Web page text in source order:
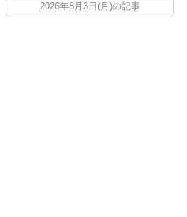
2026年8月3日(月)の記事